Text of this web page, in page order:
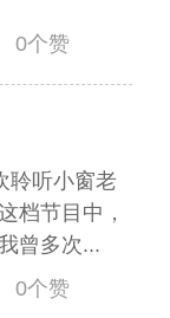
0个赞
聆听小窗老
档节目中，
曾多次...
0个赞